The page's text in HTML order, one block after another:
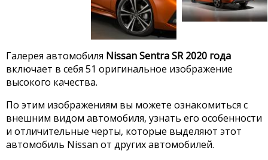
Галерея автомобиля Nissan Sentra SR 2020 года
включает в себя 51 оригинальное изображение
высокого качества.
По этим изображениям вы можете ознакомиться с
внешним видом автомобиля, узнать его особенности
и отличительные черты, которые выделяют этот
автомобиль Nissan от других автомобилей.